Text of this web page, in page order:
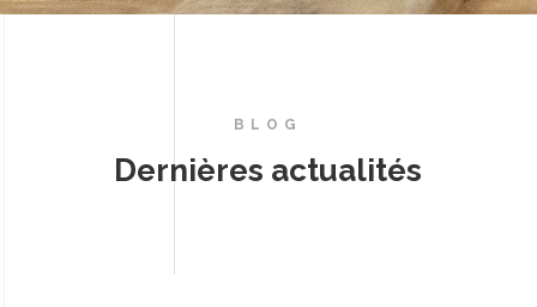
BLOG
Dernières actualités